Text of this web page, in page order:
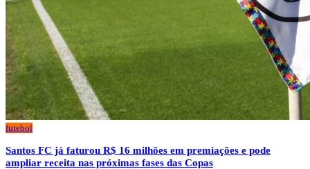
futebol
Santos FC já faturou R$ 16 milhões em premiações e pode
ampliar receita nas próximas fases das Copas